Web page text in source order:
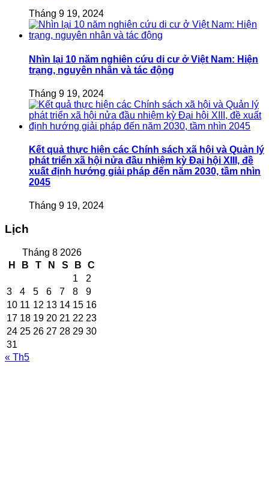
Tháng 9 19, 2024
Nhìn lại 10 năm nghiên cứu di cư ở Việt Nam: Hiện
trạng, nguyên nhân và tác động
Tháng 9 19, 2024
Kết quả thực hiện các Chính sách xã hội và Quản lý
phát triển xã hội nửa đầu nhiệm kỳ Đại hội XIII, đề
xuất định hướng giải pháp đến năm 2030, tầm nhìn
2045
Tháng 9 19, 2024
Lịch
Tháng 8 2026
H
B T N S B
C
1
2
3
4 5 6 7 8
9
10 11 12 13 14 15 16
17 18 19 20 21 22 23
24 25 26 27 28 29 30
31
« Th5